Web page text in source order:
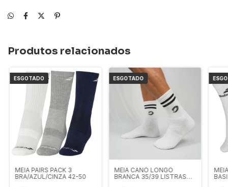
Produtos relacionados
ESGOTADO
MEIA PAIRS PACK 3
BRA/AZUL/CINZA 42-50
ESGOTADO
MEIA CANO LONGO
BRANCA 35/39 LISTRAS